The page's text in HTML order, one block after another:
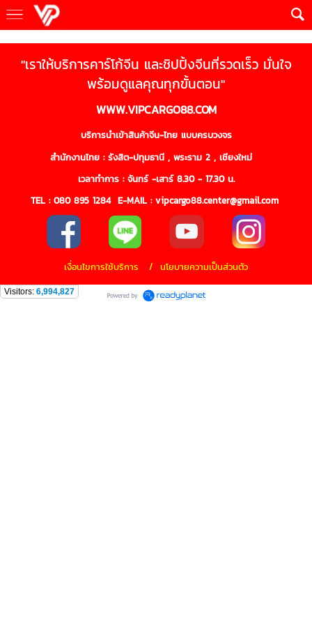
"เราให้บริการคาร์โก้จีน และชิปปิ้งจีนที่รวดเร็ว มั่นใจ
พร้อมดูแลคุณทุกขั้นตอน"
WWW.VIPCARGO88.COM
บริการนำเข้าสินค้าจีน-ไทย แบบครบวงจร
สำนักงานไทย : รังสิต-ปทุมธานี , พระราม 2 , เชียงใหม่
เวลาทำการ : จันทร์ -เสาร์ 8.30 - 17.30 น.
TEL :080 895 1284E-MAIL : vipcargo88.center@gmail.com
เงื่อนไขการใช้บริการ / นโยบายความเป็นส่วนตัว
Visitors: 6,994,827